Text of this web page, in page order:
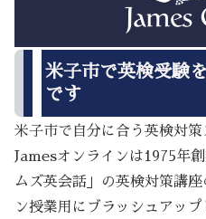
米子市で英検受験
です
米子市で自分に合う英検対
Jamesオンラインは1975年
ムズ英会話」の英検対策講
ン授業用にブラッシュアッ